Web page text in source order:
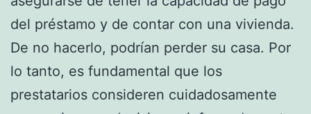
del préstamo y de contar con una vivienda.
De no hacerlo, podrían perder su casa. Por
lo tanto, es fundamental que los
prestatarios consideren cuidadosamente